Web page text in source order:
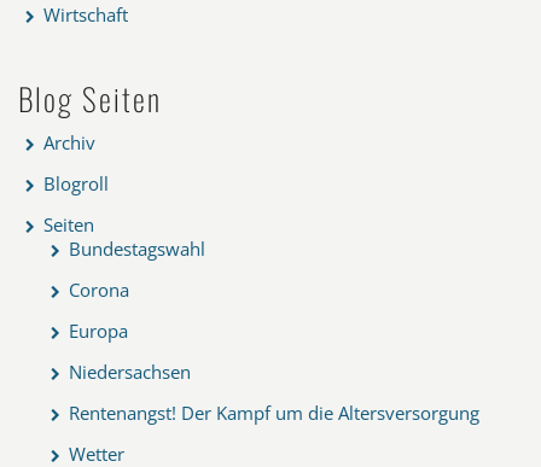
Wirtschaft
Blog Seiten
Archiv
Blogroll
Seiten
Bundestagswahl
Corona
Europa
Niedersachsen
Rentenangst! Der Kampf um die Altersversorgung
Wetter